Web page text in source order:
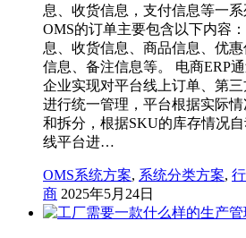
息、收货信息，支付信息等一
OMS的订单主要包含以下内容
息、收货信息、商品信息、优
信息、备注信息等。 电商ERP
企业实现对平台线上订单、第
进行统一管理，平台根据实际
和拆分，根据SKU的库存情况
线平台进…
OMS系统方案, 系统分类方案,
商 2025年5月24日